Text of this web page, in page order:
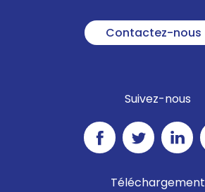
Contactez-nous
Suivez-nous
Téléchargement